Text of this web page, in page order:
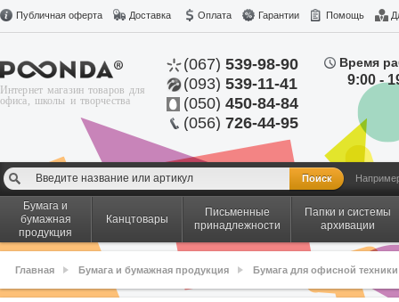
Публичная оферта Доставка Оплата Гарантии Помощь
Интернет магазин товаров для
офиса, школы и творчества
(067) 539-98-90
(093) 539-11-41
(050) 450-84-84
(056) 726-44-95
Время
9:00 -
Бумага и
бумажная
продукция
Канцтовары
Письменные
принадлежности
Папки и системы
архивации
Главная Бумага и бумажная продукция Бумага для офисной техники